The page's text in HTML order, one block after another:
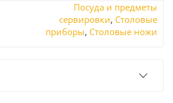
Посуда и предметы
сервировки, Столовые
приборы, Столовые ножи